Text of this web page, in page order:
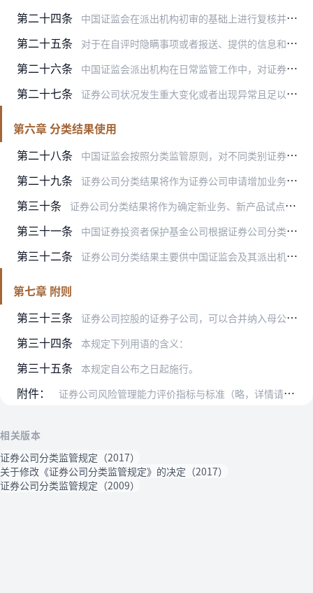
第二十四条 中国证监会在派出机构初审的基础上进行复核并确定证券公司的类别，原则上于每年7月15日之前将分类结果书面告知证券公司。
第二十五条 对于在自评时隐瞒事项或者报送、提供的信息和资料有虚假记载、误导性陈述或重大遗漏的证券公司，中国证监会派出机构应当对公司主要负责人视情节轻重采取监管谈话等措施，并…
第二十六条 中国证监会派出机构在日常监管工作中，对证券公司发生的违规行为和异常情况应及时调查、迅速采取适当的监管措施并记入监管档案，在此基础上对证券公司进行客观、公正的初审…
第二十七条 证券公司状况发生重大变化或者出现异常且足以导致公司分类类别调整的，中国证监会及其派出机构应当根据有关情况及时对相关证券公司的分类进行动态调整；证券公司也可以向派…
第六章 分类结果使用
第二十八条
中国证监会按照分类监管原则，对不同类别证券公司规定不同的风险控制指标标准和风险资本准备计算比例，并在监管资源分配、现场检查和非现场检查频率等方面区别对待。
第二十九条 证券公司分类结果将作为证券公司申请增加业务种类、新设营业网点、发行上市等事项的审慎性条件。
第三十条 证券公司分类结果将作为确定新业务、新产品试点范围和推广顺序的依据。
第三十一条 中国证券投资者保护基金公司根据证券公司分类结果，确定不同级别的证券公司缴纳证券投资者保护基金的具体比例。
第三十二条 证券公司分类结果主要供中国证监会及其派出机构使用，证券公司不得将分类结果用于广告、宣传、营销等商业目的。
第七章 附则
第三十三条
证券公司控股的证券子公司，可以合并纳入母公司分类评价，母子公司合并评价的，母公司的分类结果适用于子公司。
第三十四条 本规定下列用语的含义：
第三十五条 本规定自公布之日起施行。
附件： 证券公司风险管理能力评价指标与标准（略，详情请登录证监会网站）
相关版本
证券公司分类监管规定（2017）
关于修改《证券公司分类监管规定》的决定（2017）
证券公司分类监管规定（2009）